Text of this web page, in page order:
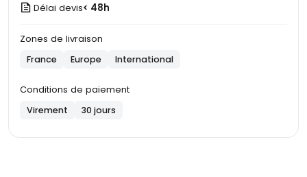
Délai devis< 48h
Zones de livraison
France Europe International
Conditions de paiement
Virement 30 jours